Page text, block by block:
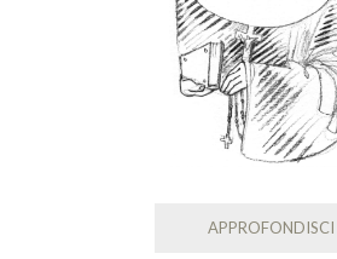
APPROFONDISCI